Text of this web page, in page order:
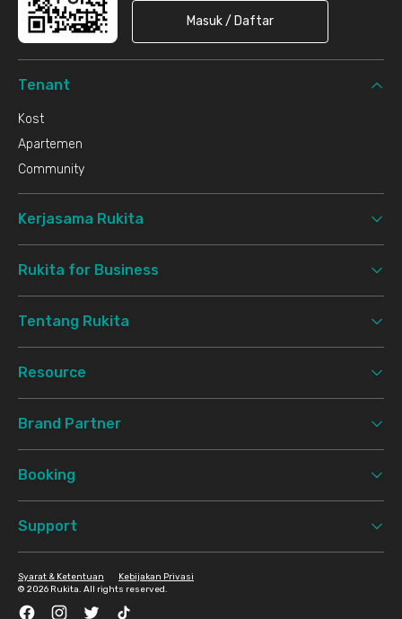
Masuk / Daftar
Tenant
Kost
Apartemen
Community
Kerjasama Rukita
Rukita for Business
Tentang Rukita
Resource
Brand Partner
Booking
Support
© 2026 Rukita. All rights reserved.
Syarat & Ketentuan Kebijakan Privasi
FacebookInstagramTwitter TikTok